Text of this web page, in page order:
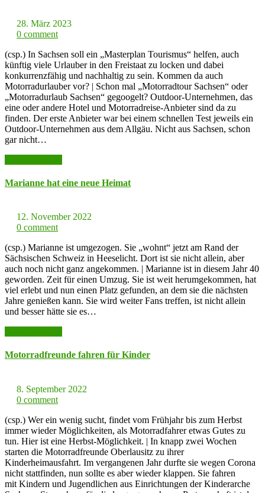
28. März 2023
0 comment
(csp.) In Sachsen soll ein „Masterplan Tourismus“ helfen, auch
künftig viele Urlauber in den Freistaat zu locken und dabei
konkurrenzfähig und nachhaltig zu sein. Kommen da auch
Motorradurlauber vor? | Schon mal „Motorradtour Sachsen“ oder
„Motorradurlaub Sachsen“ gegoogelt? Outdoor-Unternehmen, das
eine oder andere Hotel und Motorradreise-Anbieter sind da zu
finden. Der erste Anbieter war bei einem schnellen Test jeweils ein
Outdoor-Unternehmen aus dem Allgäu. Nicht aus Sachsen, schon
gar nicht…
Marianne hat eine neue Heimat
12. November 2022
0 comment
(csp.) Marianne ist umgezogen. Sie „wohnt“ jetzt am Rand der
Sächsischen Schweiz in Heeselicht. Dort ist sie nicht allein, aber
auch noch nicht ganz angekommen. | Marianne ist in diesem Jahr 40
geworden. Zeit für einen Umzug. Sie ist weit herumgekommen, hat
viel erlebt und nun einen Platz gefunden, an dem sie die nächsten
Jahre genießen kann. Sie wird weiter Fans treffen, ist nicht allein
und besser hätte sie es…
Motorradfreunde fahren für Kinder
8. September 2022
0 comment
(csp.) Wer ein wenig sucht, findet vom Frühjahr bis zum Herbst
immer wieder Möglichkeiten, als Motorradfahrer etwas Gutes zu
tun. Hier ist eine Herbst-Möglichkeit. | In knapp zwei Wochen
starten die Motorradfreunde Oberlausitz zu ihrer
Kinderheimausfahrt. Im vergangenen Jahr durfte sie wegen Corona
nicht stattfinden, nun sollte es aber wieder klappen. Sie fahren
mit Kindern und Jugendlichen aus Einrichtungen der Kinderarche